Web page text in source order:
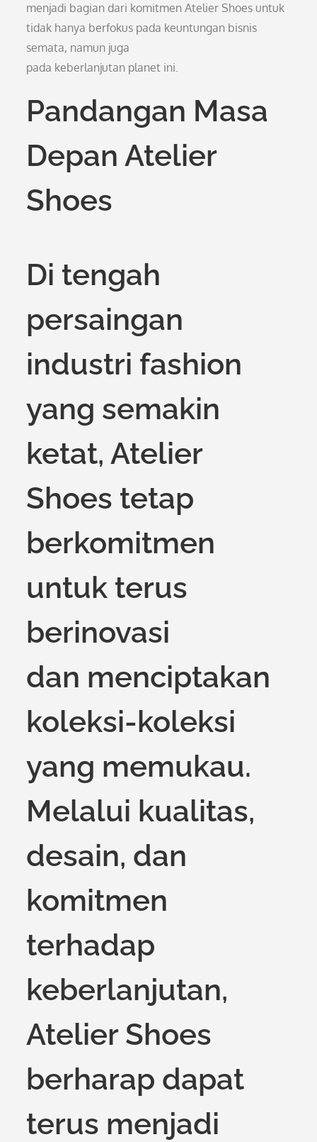
menjadi bagian dari komitmen Atelier Shoes untuk
tidak hanya berfokus pada keuntungan bisnis
semata, namun juga
pada keberlanjutan planet ini.
Pandangan Masa
Depan Atelier
Shoes
Di tengah
persaingan
industri fashion
yang semakin
ketat, Atelier
Shoes tetap
berkomitmen
untuk terus
berinovasi
dan menciptakan
koleksi-koleksi
yang memukau.
Melalui kualitas,
desain, dan
komitmen
terhadap
keberlanjutan,
Atelier Shoes
berharap dapat
terus menjadi